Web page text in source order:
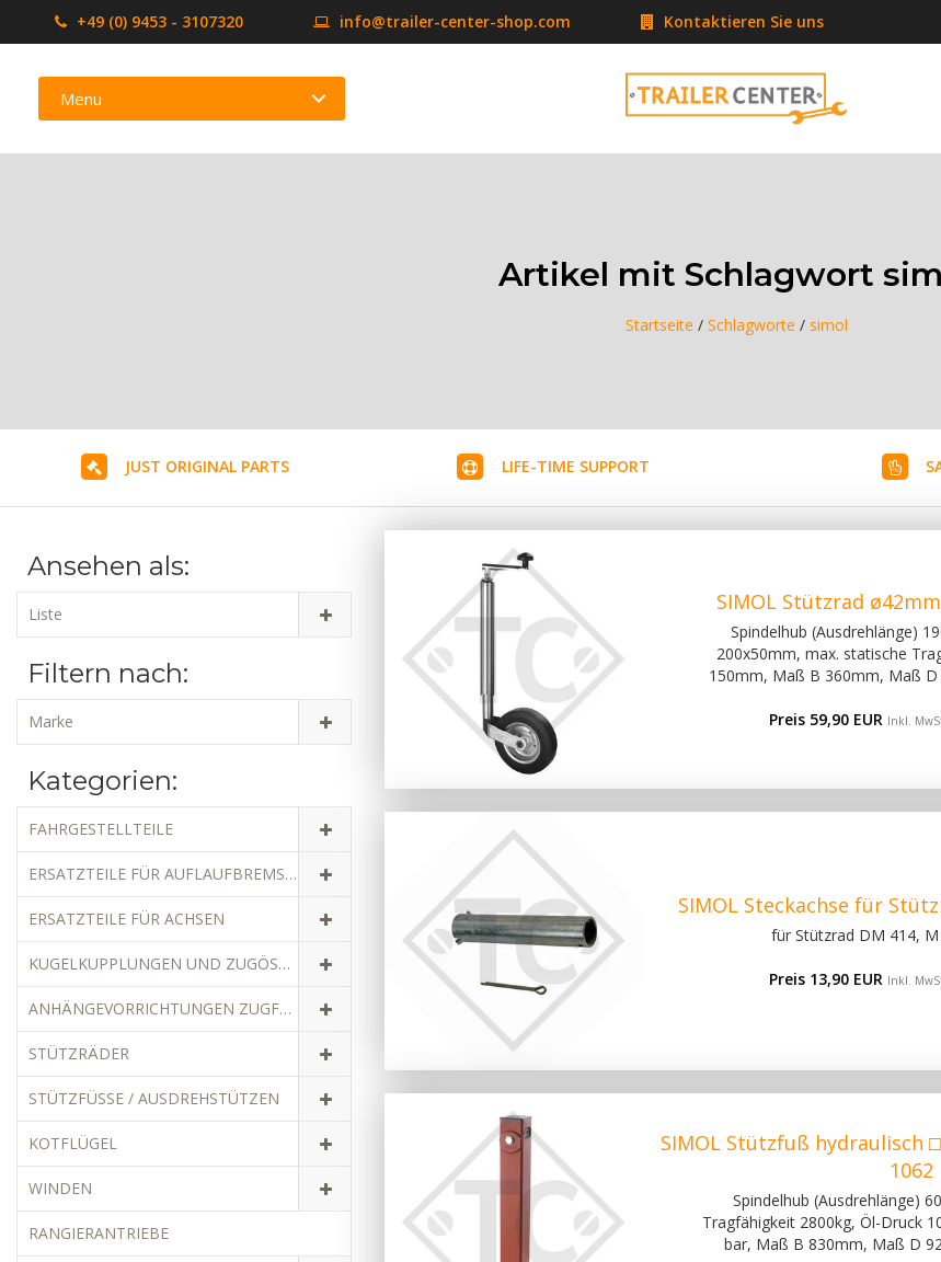
+49 (0) 9453 - 3107320 info@trailer-center-shop.com Kontaktieren Sie uns
Menu
Artikel mit Schlagwort
Startseite / Schlagworte / simol
JUST ORIGINAL PARTS LIFE-TIME SUPPORT
Ansehen als:
Liste
Filtern nach:
Marke
Kategorien:
FAHRGESTELLTEILE
ERSATZTEILE FÜR AUFLAUFBREMSEN
ERSATZTEILE FÜR ACHSEN
KUGELKUPPLUNGEN UND ZUGÖSEN
ANHÄNGEVORRICHTUNGEN ZUGFAHRZEUGE
STÜTZRÄDER
STÜTZFÜSSE / AUSDREHSTÜTZEN
KOTFLÜGEL
WINDEN
RANGIERANTRIEBE
SIMOL Stützrad
Spindelhub (Ausdrehlänge)
200x50mm, max. statische
150mm, Maß B 360mm, Maß
Preis 59,90 EUR Inkl.
SIMOL Steckachse für
für Stützrad DM 414,
Preis 13,90 EUR Inkl.
SIMOL Stützfuß hydraulisch
1062
Spindelhub (Ausdrehlänge)
Tragfähigkeit 2800kg, Öl-Druck
bar, Maß B 830mm, Maß D